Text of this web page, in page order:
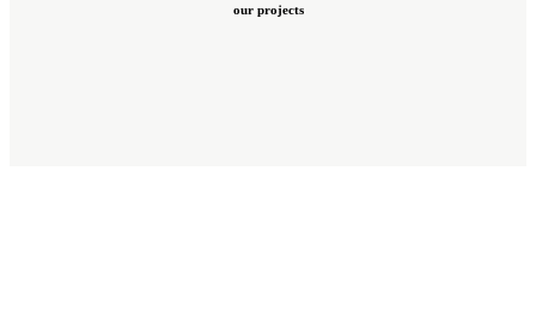
our projects